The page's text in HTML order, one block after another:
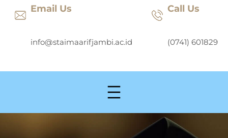
Email Us
info@staimaarifjambi.ac.id
Call Us
(0741) 601829